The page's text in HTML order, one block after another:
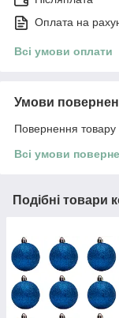
Оплата на
Всі умови оплати
Умови
Повернення товару
Всі умови
Подібні товари